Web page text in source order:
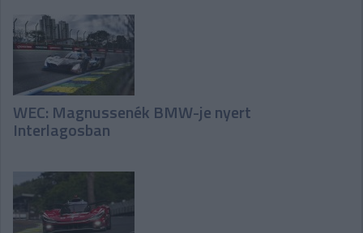
WEC: Magnussenék BMW-je nyert
Interlagosban